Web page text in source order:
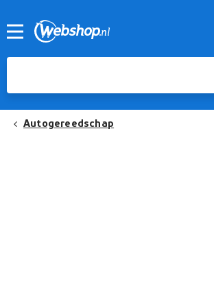
Autogereedschap